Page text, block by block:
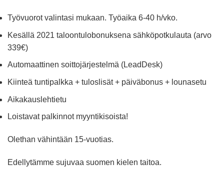
Työvuorot valintasi mukaan. Työaika 6-40 h/vko.
Kesällä 2021 taloontulobonuksena sähköpotkulauta (arvo
339€)
Automaattinen soittojärjestelmä (LeadDesk)
Kiinteä tuntipalkka + tuloslisät + päiväbonus + lounasetu
Aikakauslehtietu
Loistavat palkinnot myyntikisoista!
Olethan vähintään 15-vuotias.
Edellytämme sujuvaa suomen kielen taitoa.